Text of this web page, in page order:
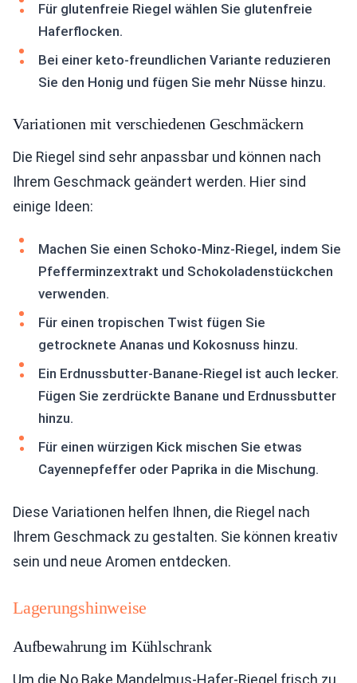
Für glutenfreie Riegel wählen Sie glutenfreie
Haferflocken.
Bei einer keto-freundlichen Variante reduzieren
Sie den Honig und fügen Sie mehr Nüsse hinzu.
Variationen mit verschiedenen Geschmäckern
Die Riegel sind sehr anpassbar und können nach
Ihrem Geschmack geändert werden. Hier sind
einige Ideen:
Machen Sie einen Schoko-Minz-Riegel, indem Sie
Pfefferminzextrakt und Schokoladenstückchen
verwenden.
Für einen tropischen Twist fügen Sie
getrocknete Ananas und Kokosnuss hinzu.
Ein Erdnussbutter-Banane-Riegel ist auch lecker.
Fügen Sie zerdrückte Banane und Erdnussbutter
hinzu.
Für einen würzigen Kick mischen Sie etwas
Cayennepfeffer oder Paprika in die Mischung.
Diese Variationen helfen Ihnen, die Riegel nach
Ihrem Geschmack zu gestalten. Sie können kreativ
sein und neue Aromen entdecken.
Lagerungshinweise
Aufbewahrung im Kühlschrank
Um die No Bake Mandelmus-Hafer-Riegel frisch zu